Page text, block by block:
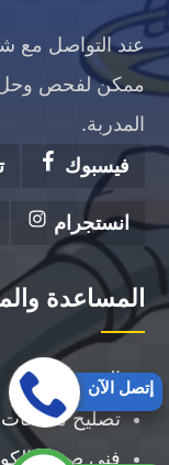
عند التواصل مع
ممكن لفحص وحل
المدربة.
فيسبوك
انستجرام
المساعدة
الرئيسية
تصليح مضخات
فني صحي
إتصل الآن